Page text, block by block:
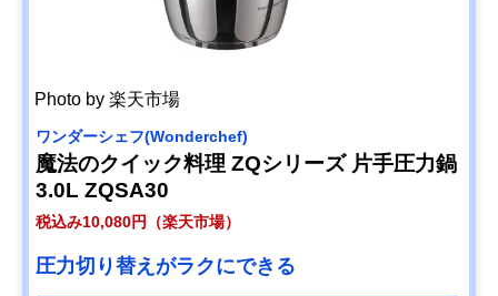
Photo by 楽天市場
ワンダーシェフ(Wonderchef)
魔法のクイック料理 ZQシリーズ 片手圧力鍋
3.0L ZQSA30
税込み10,080円（楽天市場）
圧力切り替えがラクにできる